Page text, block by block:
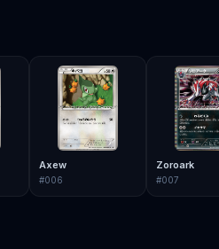
Axew
#006
Zoroark
#007